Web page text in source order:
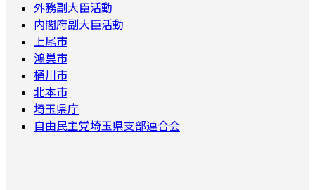
外務副大臣活動
内閣府副大臣活動
上尾市
鴻巣市
桶川市
北本市
埼玉県庁
自由民主党埼玉県支部連合会